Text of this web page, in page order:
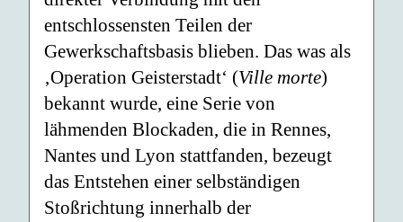
entschlossensten Teilen der
Gewerkschaftsbasis blieben. Das was als
‚Operation Geisterstadt‘ (Ville morte)
bekannt wurde, eine Serie von
lähmenden Blockaden, die in Rennes,
Nantes und Lyon stattfanden, bezeugt
das Entstehen einer selbständigen
Stoßrichtung innerhalb der